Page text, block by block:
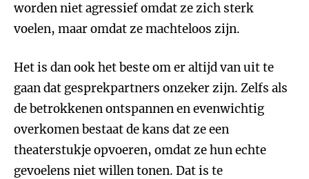
worden niet agressief omdat ze zich sterk
voelen, maar omdat ze machteloos zijn.
Het is dan ook het beste om er altijd van uit te
gaan dat gesprekpartners onzeker zijn. Zelfs als
de betrokkenen ontspannen en evenwichtig
overkomen bestaat de kans dat ze een
theaterstukje opvoeren, omdat ze hun echte
gevoelens niet willen tonen. Dat is te